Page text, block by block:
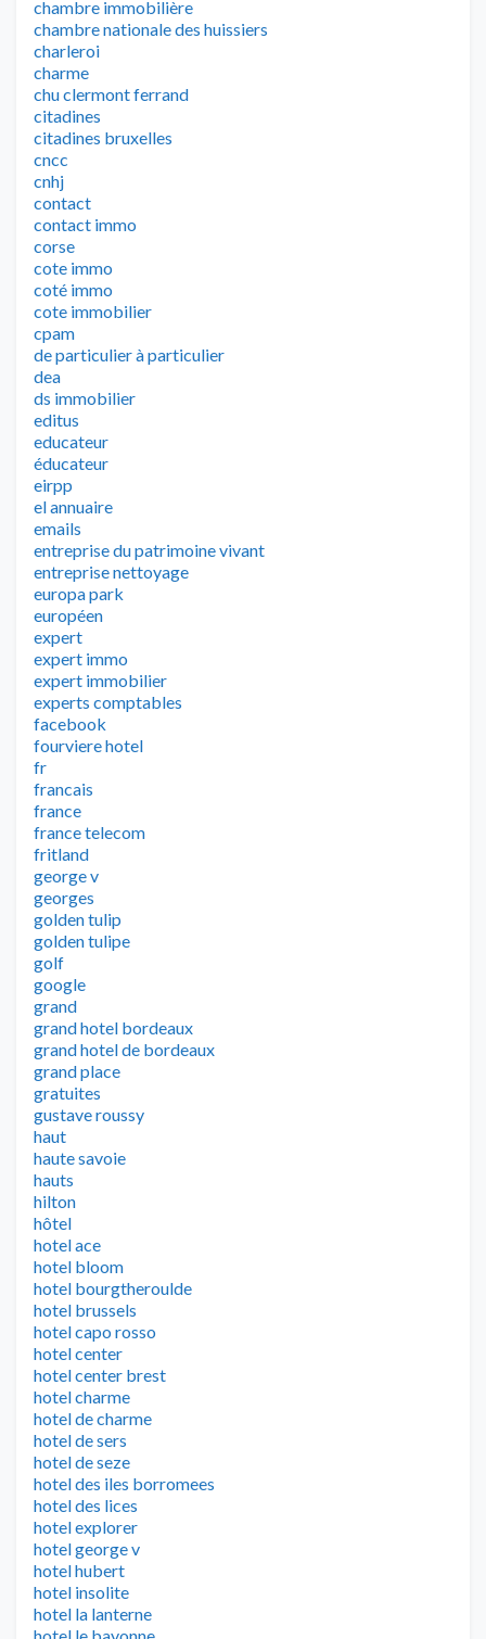
chambre immobilière
chambre nationale des huissiers
charleroi
charme
chu clermont ferrand
citadines
citadines bruxelles
cncc
cnhj
contact
contact immo
corse
cote immo
coté immo
cote immobilier
cpam
de particulier à particulier
dea
ds immobilier
editus
educateur
éducateur
eirpp
el annuaire
emails
entreprise du patrimoine vivant
entreprise nettoyage
europa park
européen
expert
expert immo
expert immobilier
experts comptables
facebook
fourviere hotel
fr
francais
france
france telecom
fritland
george v
georges
golden tulip
golden tulipe
golf
google
grand
grand hotel bordeaux
grand hotel de bordeaux
grand place
gratuites
gustave roussy
haut
haute savoie
hauts
hilton
hôtel
hotel ace
hotel bloom
hotel bourgtheroulde
hotel brussels
hotel capo rosso
hotel center
hotel center brest
hotel charme
hotel de charme
hotel de sers
hotel de seze
hotel des iles borromees
hotel des lices
hotel explorer
hotel george v
hotel hubert
hotel insolite
hotel la lanterne